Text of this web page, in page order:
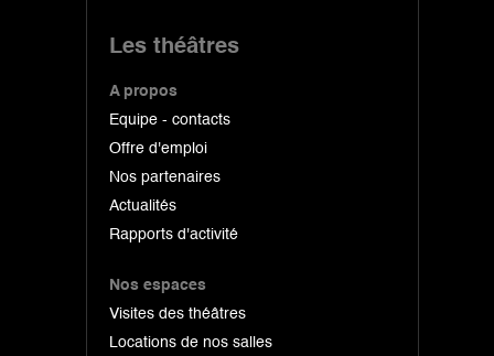
Les théâtres
A propos
Equipe - contacts
Offre d'emploi
Nos partenaires
Actualités
Rapports d'activité
Nos espaces
Visites des théâtres
Locations de nos salles